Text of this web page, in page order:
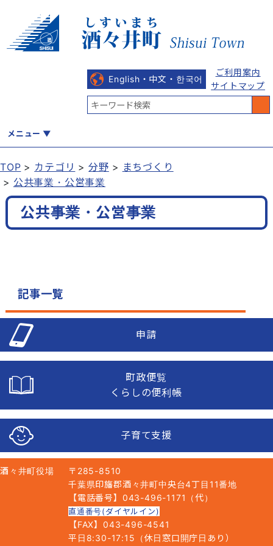
English・中文・한국어
ご利用案内
サイトマップ
メニュー
くらし 健康・福祉
TOP カテゴリ 分野
まちづくり
公共事業・公営事業
公共事業・公営事業
記事一覧
申請
町政便覧
くらしの便利帳
子育て支援
酒々井町役場
〒285-8510
千葉県印旛郡酒々井町中央台4丁目11番地
【電話番号】043-496-1171（代）
直通番号(ダイヤルイン)
【FAX】043-496-4541
平日8:30-17:15（休日窓口開庁日あり）